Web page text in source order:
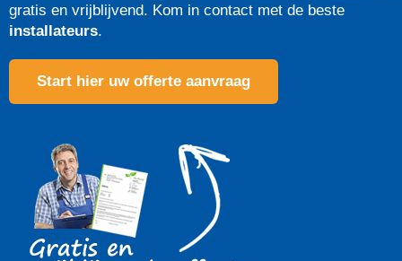
gratis en vrijblijvend. Kom in contact met de beste
installateurs.
Start hier uw offerte aanvraag